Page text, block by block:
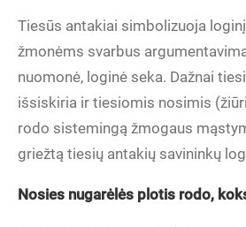
Tiesūs antakiai simbolizuoja
žmonėms svarbus
nuomonė, loginė seka. Dažnai
išsiskiria ir tiesiomis nosimis
rodo sistemingą žmogaus
griežtą tiesių antakių savininkų
Nosies nugarėlės plotis rodo,